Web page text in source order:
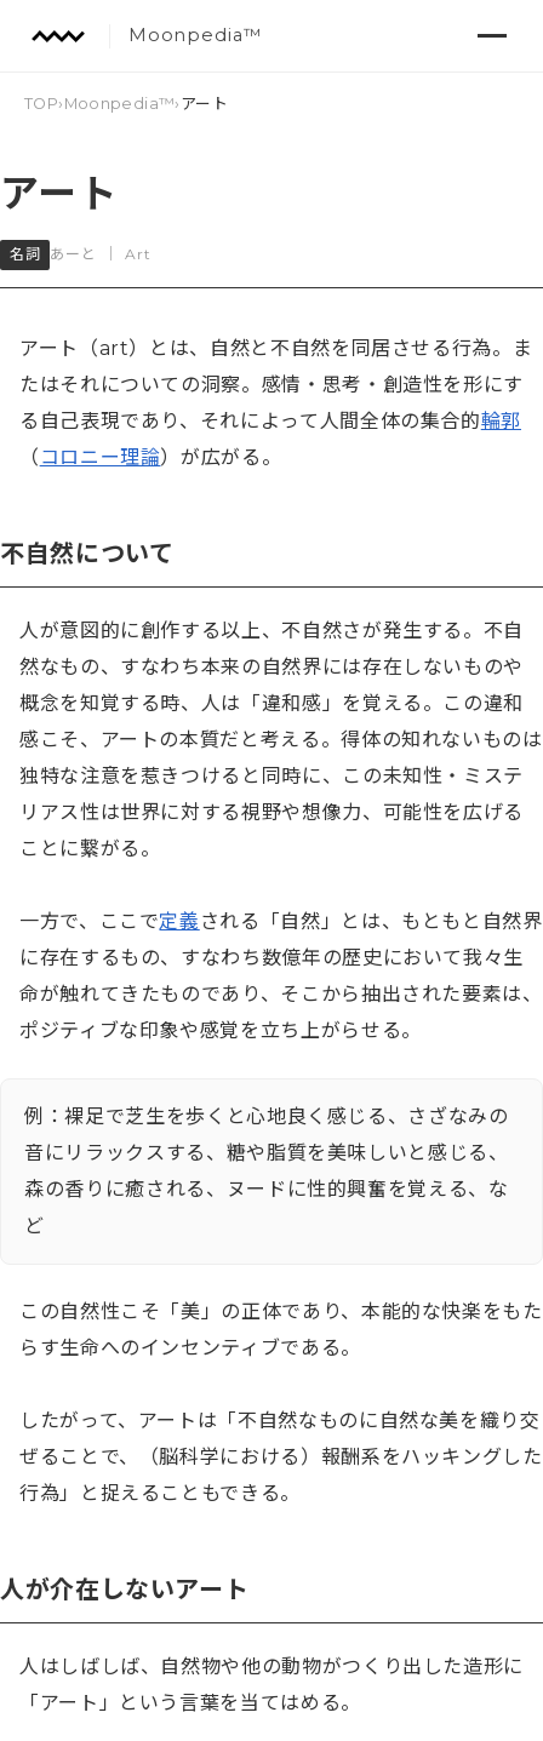
Moonpedia™
TOP› Moonpedia™› アート
アート
名詞 あーと Art
アート（art）とは、自然と不自然を同居させる行為。ま
たはそれについての洞察。感情・思考・創造性を形にす
る自己表現であり、それによって人間全体の集合的輪郭
（ コロニー理論）が広がる。
不自然について
人が意図的に創作する以上、不自然さが発生する。不自
然なもの、すなわち本来の自然界には存在しないものや
概念を知覚する時、人は「違和感」を覚える。この違和
感こそ、アートの本質だと考える。得体の知れないものは
独特な注意を惹きつけると同時に、この未知性・ミステ
リアス性は世界に対する視野や想像力、可能性を広げる
ことに繋がる。
一方で、ここで定義 される「自然」とは、もともと自然界
に存在するもの、すなわち数億年の歴史において我々生
命が触れてきたものであり、そこから抽出された要素は、
ポジティブな印象や感覚を立ち上がらせる。
例：裸足で芝生を歩くと心地良く感じる、さざなみの
音にリラックスする、糖や脂質を美味しいと感じる、
森の香りに癒される、ヌードに性的興奮を覚える、な
ど
この自然性こそ「美」の正体であり、本能的な快楽をもた
らす生命へのインセンティブである。
したがって、アートは「不自然なものに自然な美を織り交
ぜることで、（脳科学における）報酬系をハッキングした
行為」と捉えることもできる。
人が介在しないアート
人はしばしば、自然物や他の動物がつくり出した造形に
「アート」という言葉を当てはめる。